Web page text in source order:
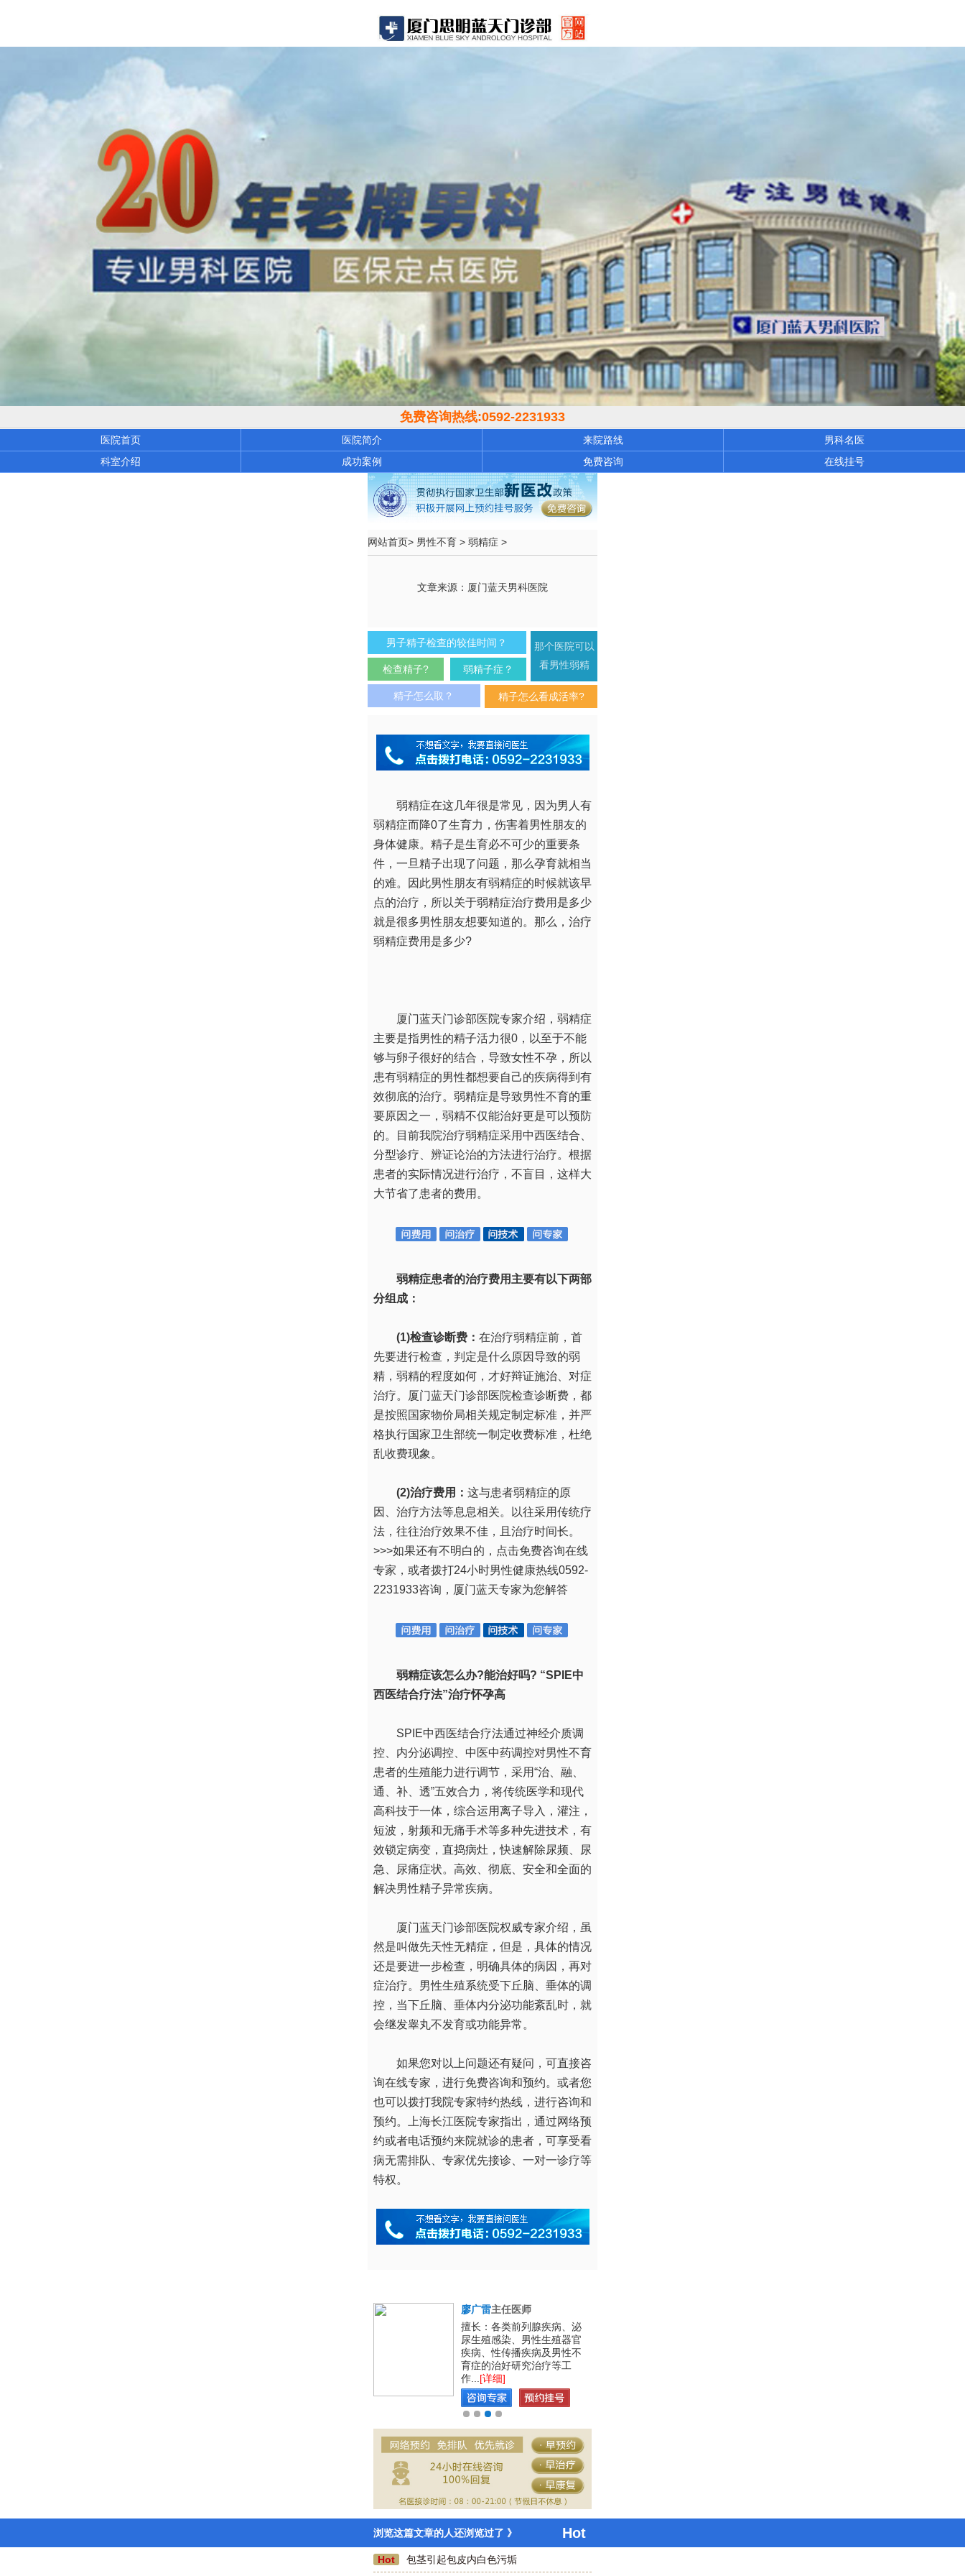
免费咨询热线:0592-2231933
医院首页 医院简介 来院路线
男科名医
科室介绍
成功案例 免费咨询 在线挂号
网站首页> 男性不育 > 弱精症 >
文章来源：厦门蓝天男科医院
男子精子检查的较佳时间？
检查精子? 弱精子症？
那个医院可以
看男性弱精
精子怎么取？ 精子怎么看成活率?
弱精症在这几年很是常见，因为男人有
弱精症而降0了生育力，伤害着男性朋友的
身体健康。精子是生育必不可少的重要条
件，一旦精子出现了问题，那么孕育就相当
的难。因此男性朋友有弱精症的时候就该早
点的治疗，所以关于弱精症治疗费用是多少
就是很多男性朋友想要知道的。那么，治疗
弱精症费用是多少?
厦门蓝天门诊部医院专家介绍，弱精症
主要是指男性的精子活力很0，以至于不能
够与卵子很好的结合，导致女性不孕，所以
患有弱精症的男性都想要自己的疾病得到有
效彻底的治疗。弱精症是导致男性不育的重
要原因之一，弱精不仅能治好更是可以预防
的。目前我院治疗弱精症采用中西医结合、
分型诊疗、辨证论治的方法进行治疗。根据
患者的实际情况进行治疗，不盲目，这样大
大节省了患者的费用。
弱精症患者的治疗费用主要有以下两部
分组成：
(1)检查诊断费： 在治疗弱精症前，首
先要进行检查，判定是什么原因导致的弱
精，弱精的程度如何，才好辩证施治、对症
治疗。厦门蓝天门诊部医院检查诊断费，都
是按照国家物价局相关规定制定标准，并严
格执行国家卫生部统一制定收费标准，杜绝
乱收费现象。
(2)治疗费用： 这与患者弱精症的原
因、治疗方法等息息相关。以往采用传统疗
法，往往治疗效果不佳，且治疗时间长。
>>>如果还有不明白的，点击免费咨询在线
专家，或者拨打24小时男性健康热线0592-
2231933咨询，厦门蓝天专家为您解答
弱精症该怎么办?能治好吗? “SPIE中
西医结合疗法”治疗怀孕高
SPIE中西医结合疗法通过神经介质调
控、内分泌调控、中医中药调控对男性不育
患者的生殖能力进行调节，采用“治、融、
通、补、透”五效合力，将传统医学和现代
高科技于一体，综合运用离子导入，灌注，
短波，射频和无痛手术等多种先进技术，有
效锁定病变，直捣病灶，快速解除尿频、尿
急、尿痛症状。高效、彻底、安全和全面的
解决男性精子异常疾病。
厦门蓝天门诊部医院权威专家介绍，虽
然是叫做先天性无精症，但是，具体的情况
还是要进一步检查，明确具体的病因，再对
症治疗。男性生殖系统受下丘脑、垂体的调
控，当下丘脑、垂体内分泌功能紊乱时，就
会继发睾丸不发育或功能异常。
如果您对以上问题还有疑问，可直接咨
询在线专家，进行免费咨询和预约。或者您
也可以拨打我院专家特约热线，进行咨询和
预约。上海长江医院专家指出，通过网络预
约或者电话预约来院就诊的患者，可享受看
病无需排队、专家优先接诊、一对一诊疗等
特权。
廖广雷主任医师
擅长：各类前列腺疾病、泌
尿生殖感染、男性生殖器官
疾病、性传播疾病及男性不
育症的治好研究治疗等工
作... [详细]
浏览这篇文章的人还浏览过了 》 Hot
Hot 包茎引起包皮内白色污垢
咫尺天涯
前几天去了厦门蓝天男科医院割包皮，现在已经
好的差不多了，刷医保卡费用也不贵，好评一